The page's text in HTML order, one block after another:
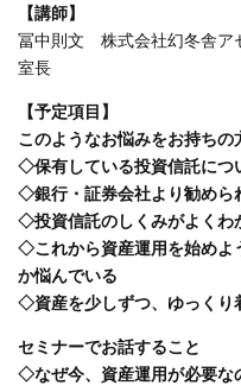
【講師】
冨中則文 株式会社幻冬舎
室長
【予定項目】
このようなお悩みをお持ちの
◇保有している投資信託につ
◇銀行・証券会社より勧めら
◇投資信託のしくみがよくわ
◇これから資産運用を始めよ
か悩んでいる
◇資産を少しずつ、ゆっくり
セミナーでお話すること
◇なぜ今、資産運用が必要な